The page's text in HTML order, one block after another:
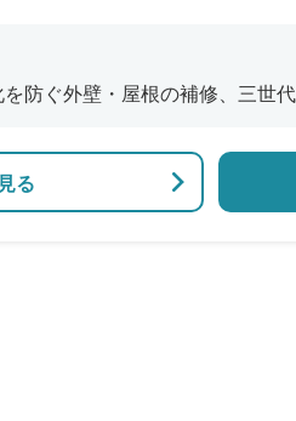
防ぐ外壁・屋根の補修、三世
る